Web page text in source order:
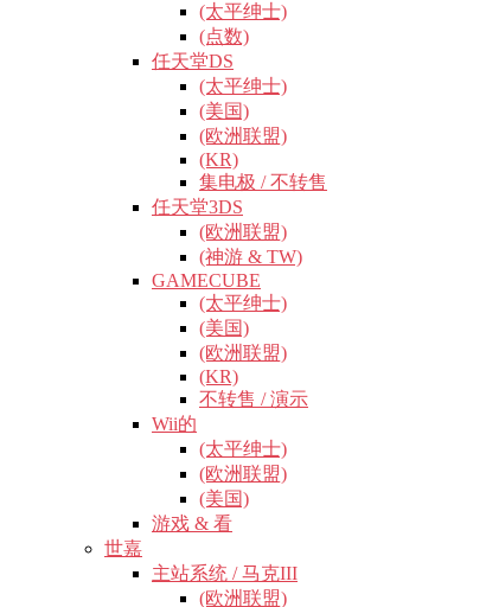
(太平绅士)
(点数)
任天堂DS
(太平绅士)
(美国)
(欧洲联盟)
(KR)
集电极 / 不转售
任天堂3DS
(欧洲联盟)
(神游 & TW)
GAMECUBE
(太平绅士)
(美国)
(欧洲联盟)
(KR)
不转售 / 演示
Wii的
(太平绅士)
(欧洲联盟)
(美国)
游戏 & 看
世嘉
主站系统 / 马克III
(欧洲联盟)